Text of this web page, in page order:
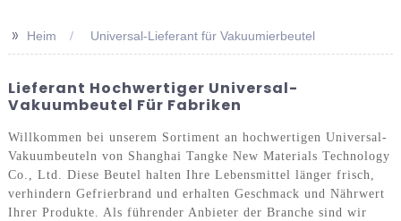
>> Heim Universal-Lieferant für Vakuumierbeutel
Lieferant Hochwertiger Universal-
Vakuumbeutel Für Fabriken
Willkommen bei unserem Sortiment an hochwertigen Universal-
Vakuumbeuteln von Shanghai Tangke New Materials Technology
Co., Ltd. Diese Beutel halten Ihre Lebensmittel länger frisch,
verhindern Gefrierbrand und erhalten Geschmack und Nährwert
Ihrer Produkte. Als führender Anbieter der Branche sind wir